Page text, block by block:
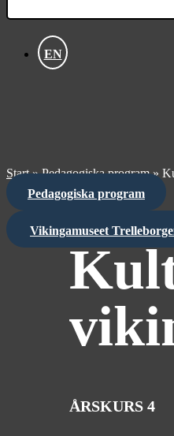
EN
Start»Pedagogiska program»
Pedagogiska program
Vikingamuseet
ÅRSKURS 4